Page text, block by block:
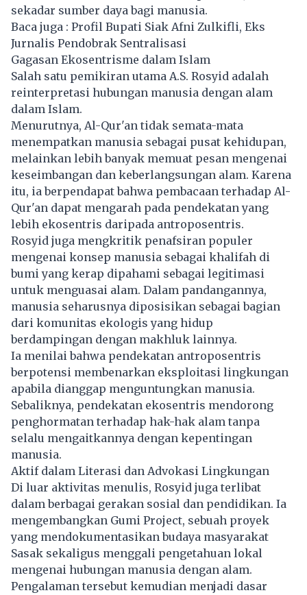
sekadar sumber daya bagi manusia.
Baca juga : Profil Bupati Siak Afni Zulkifli, Eks
Jurnalis Pendobrak Sentralisasi
Gagasan Ekosentrisme dalam Islam
Salah satu pemikiran utama A.S. Rosyid adalah
reinterpretasi hubungan manusia dengan alam
dalam Islam.
Menurutnya, Al-Qur'an tidak semata-mata
menempatkan manusia sebagai pusat kehidupan,
melainkan lebih banyak memuat pesan mengenai
keseimbangan dan keberlangsungan alam. Karena
itu, ia berpendapat bahwa pembacaan terhadap Al-
Qur'an dapat mengarah pada pendekatan yang
lebih ekosentris daripada antroposentris.
Rosyid juga mengkritik penafsiran populer
mengenai konsep manusia sebagai khalifah di
bumi yang kerap dipahami sebagai legitimasi
untuk menguasai alam. Dalam pandangannya,
manusia seharusnya diposisikan sebagai bagian
dari komunitas ekologis yang hidup
berdampingan dengan makhluk lainnya.
Ia menilai bahwa pendekatan antroposentris
berpotensi membenarkan eksploitasi lingkungan
apabila dianggap menguntungkan manusia.
Sebaliknya, pendekatan ekosentris mendorong
penghormatan terhadap hak-hak alam tanpa
selalu mengaitkannya dengan kepentingan
manusia.
Aktif dalam Literasi dan Advokasi Lingkungan
Di luar aktivitas menulis, Rosyid juga terlibat
dalam berbagai gerakan sosial dan pendidikan. Ia
mengembangkan Gumi Project, sebuah proyek
yang mendokumentasikan budaya masyarakat
Sasak sekaligus menggali pengetahuan lokal
mengenai hubungan manusia dengan alam.
Pengalaman tersebut kemudian menjadi dasar